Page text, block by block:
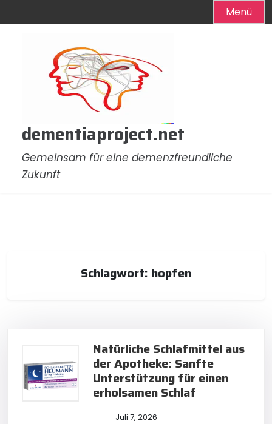
Menü
dementiaproject.net
Gemeinsam für eine demenzfreundliche
Zukunft
Schlagwort: hopfen
Natürliche Schlafmittel aus
der Apotheke: Sanfte
Unterstützung für einen
erholsamen Schlaf
Juli 7, 2026